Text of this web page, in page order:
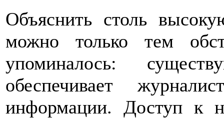
Объяснить столь
можно только тем
упоминалось:
обеспечивает
информации. Доступ к